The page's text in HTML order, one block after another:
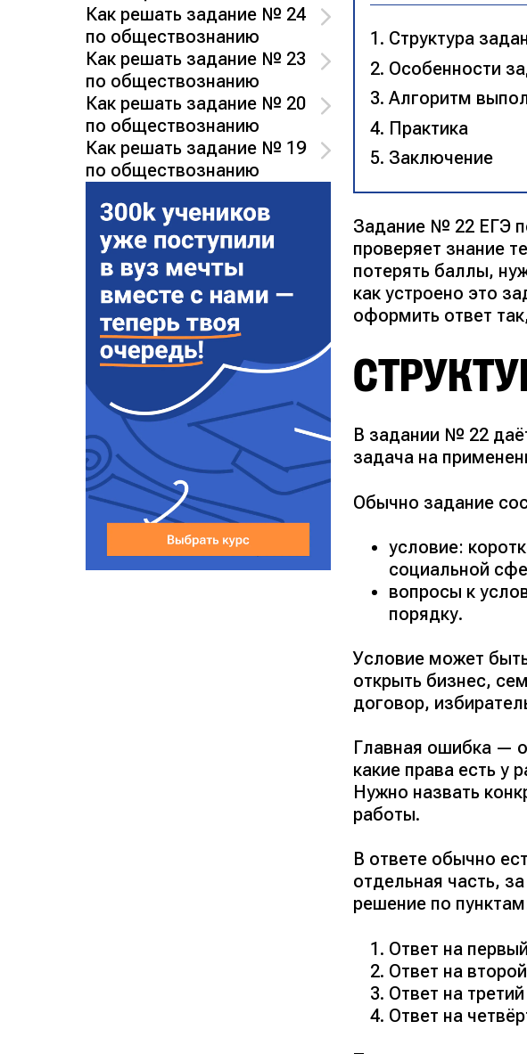
Как решать задание № 24
по обществознанию
Как решать задание № 23
по обществознанию
Как решать задание № 20
по обществознанию
Как решать задание № 19
по обществознанию
Структура
Особенности
Алгоритм
Практика
Заключение
Задание № 22 ЕГЭ
проверяет знание
потерять баллы,
как устроено это
оформить ответ
В задании № 22
задача на
Обычно задание
условие:
социальной
вопросы к
порядку.
Условие может
открыть бизнес,
договор,
Главная ошибка —
какие права есть у
Нужно назвать
работы.
В ответе обычно
отдельная часть,
решение по
Ответ на
Ответ на
Ответ на
Ответ на